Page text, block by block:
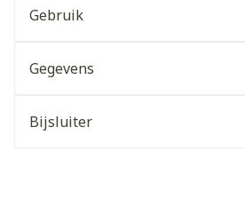
Gebruik
Gegevens
Bijsluiter